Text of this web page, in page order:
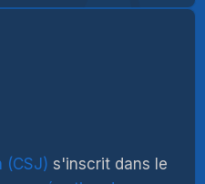
(CSJ) s'inscrit dans le